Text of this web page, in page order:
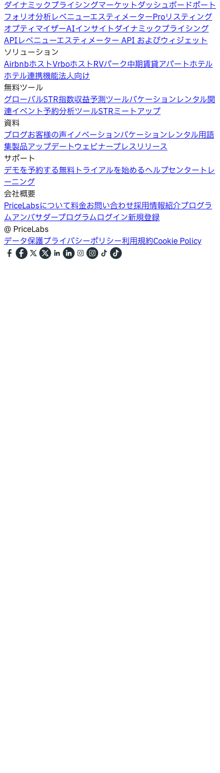
ダイナミックプライシングマーケットダッシュボードポート
フォリオ分析レベニューエスティメーターProリスティング
オプティマイザーAIインサイトダイナミックプライシング
APIレベニューエスティメーター API およびウィジェット
ソリューション
AirbnbホストVrboホストRVパーク中期賃貸アパートホテル
ホテル連携機能法人向け
無料ツール
グローバルSTR指数収益予測ツールバケーションレンタル関
連イベント予約分析ツールSTRミートアップ
資料
ブログお客様の声イノベーションバケーションレンタル用語
集製品アップデートウェビナープレスリリース
サポート
デモを予約する無料トライアルを始めるヘルプセンタートレ
ーニング
会社概要
PriceLabsについて料金お問い合わせ採用情報紹介プログラ
ムアンバサダープログラムログイン新規登録
@ PriceLabs
データ保護プライバシーポリシー利用規約Cookie Policy